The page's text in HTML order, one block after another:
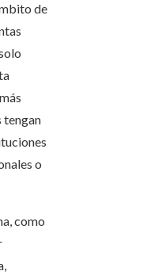
de
tengan
o
como